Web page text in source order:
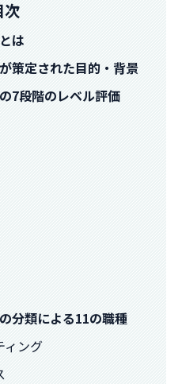
次
は
策定された目的・背景
7段階のレベル評価
分類による11の職種
ィング